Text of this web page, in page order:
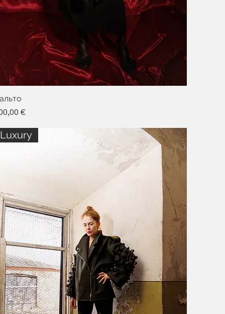
€
Luxury